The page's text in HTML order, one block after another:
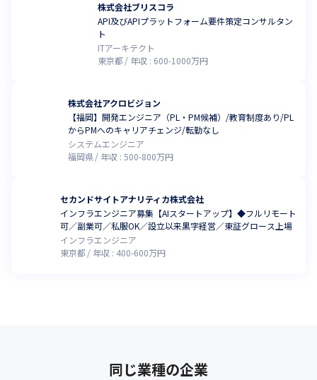
株式会社ブリスコラ
API及びAPIプラットフォーム要件策定コンサルタン
ト
ITアーキテクト
東京都
年収 : 600-1000万円
株式会社アクロビジョン
【福岡】開発エンジニア（PL・PM候補）/教育制度あり/PL
からPMへのキャリアチェンジ/転勤なし
システムエンジニア
福岡県
年収 : 500-800万円
セカンドサイトアナリティカ株式会社
インフラエンジニア募集【AIスタートアップ】◆フルリモート
可／副業可／私服OK／設立以来黒字経営／東証グロース上場
インフラエンジニア
東京都
年収 : 400-600万円
同じ業種の企業